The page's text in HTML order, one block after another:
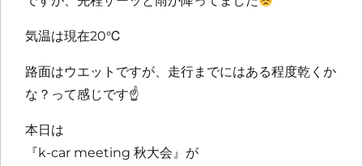
気温は現在20℃
路面はウエットですが、走行までにはある程度乾くか
な？って感じです☝️
本日は
『k-car meeting 秋大会』が